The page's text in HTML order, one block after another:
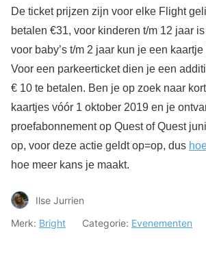
De ticket prijzen zijn voor elke Flight
betalen €31, voor kinderen t/m 12 jaar
voor baby’s t/m 2 jaar kun je een
Voor een parkeerticket dien je een
€ 10 te betalen. Ben je op zoek naar
kaartjes vóór 1 oktober 2019 en je
proefabonnement op Quest of Quest
op, voor deze actie geldt op=op, dus
hoe meer kans je maakt.
Ilse Jurrien
Merk: Bright Categorie: Evenementen